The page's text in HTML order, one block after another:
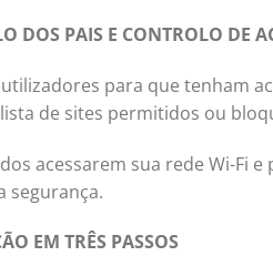
DOS PAIS E CONTROLO DE
para que tenham
de sites permitidos ou
acessarem sua rede Wi-Fi
segurança.
EM TRÊS PASSOS